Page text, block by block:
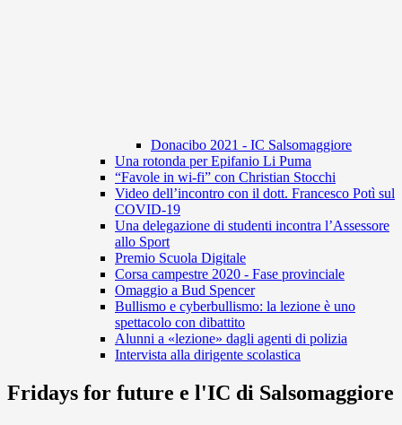
Donacibo 2021 - IC Salsomaggiore
Una rotonda per Epifanio Li Puma
“Favole in wi-fi” con Christian Stocchi
Video dell’incontro con il dott. Francesco Potì sul
COVID-19
Una delegazione di studenti incontra l’Assessore
allo Sport
Premio Scuola Digitale
Corsa campestre 2020 - Fase provinciale
Omaggio a Bud Spencer
Bullismo e cyberbullismo: la lezione è uno
spettacolo con dibattito
Alunni a «lezione» dagli agenti di polizia
Intervista alla dirigente scolastica
Fridays for future e l'IC di Salsomaggiore